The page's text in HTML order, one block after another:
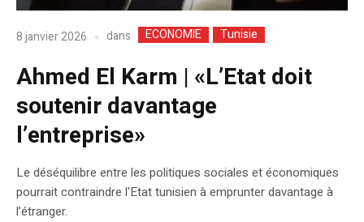
8 janvier 2026 dans ECONOMIE Tunisie
Ahmed El Karm | «L’Etat doit
soutenir davantage
l’entreprise»
Le déséquilibre entre les politiques sociales et économiques
pourrait contraindre l'Etat tunisien à emprunter davantage à
l’étranger.